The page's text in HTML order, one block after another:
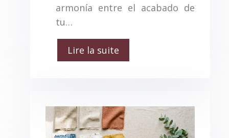
armonía entre el acabado de
tu…
Lire la suite